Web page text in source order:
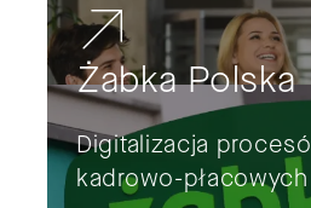
Żabka Polska
Digitalizacja
kadrowo-płacowych